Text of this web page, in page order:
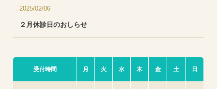
2025/02/06
２月休診日のおしらせ
受付時間 月 火 水 木 金 土 日